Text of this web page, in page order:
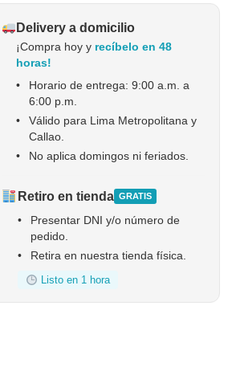
Delivery a domicilio
¡Compra hoy y recíbelo en 48
horas!
•
Horario de entrega: 9:00 a.m. a
6:00 p.m.
•
Válido para Lima Metropolitana y
Callao.
•
No aplica domingos ni feriados.
Retiro en tienda GRATIS
•
Presentar DNI y/o número de
pedido.
•
Retira en nuestra tienda física.
Listo en 1 hora